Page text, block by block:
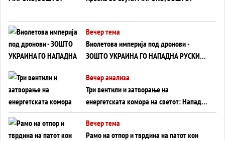
Вечер тема
Виолетова империја под дронови -
ЗОШТО УКРАИНА ГО НАПАДНА РУСКИОТ
WILDBERRIES
Вечер анализа
Три вентили и затворање на
енергетската комора на светот: Нападот
во Суец најавува глобален енергетски
инфаркт?
Вечер тема
Рамо на отпор и тврдина на патот кон